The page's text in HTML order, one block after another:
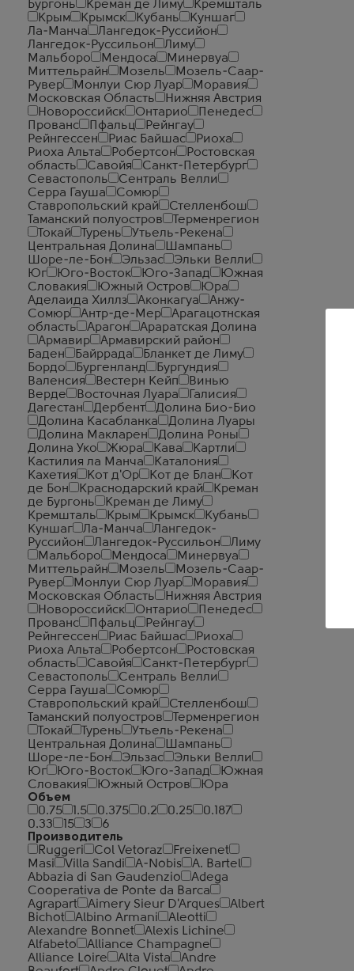
Бургонь
Креман де Лиму
Кремшталь
Крым
Крымск Кубань
Куншаг
Ла-Манча
Лангедок-Руссийон
Лангедок-Руссильон
Лиму
Мальборо
Мендоса
Минервуа
Миттельрайн
Мозель
Мозель-Саар-
Рувер
Монлуи Сюр Луар
Моравия
Московская Область
Нижняя Австрия
Новороссийск
Онтарио
Пенедес
Прованс
Пфальц
Рейнгау
Рейнгессен
Риас Байшас
Риоха
Риоха Альта
Робертсон
Ростовская
область
Савойя
Санкт-Петербург
Севастополь
Сентраль Велли
Серра Гауша
Сомюр
Ставропольский край
Стелленбош
Таманский полуостров
Терменрегион
Токай
Турень
Утьель-Рекена
Центральная Долина
Шампань
Шоре-ле-Бон
Эльзас
Эльки Велли
Юг
Юго-Восток Юго-Запад
Южная
Словакия
Южный Остров
Юра
Аделаида Хиллз
Аконкагуа
Анжу-
Сомюр
Антр-де-Мер
Арагацотнская
область
Арагон
Араратская Долина
Армавир
Армавирский район
Баден
Байррада
Бланкет де Лиму
Бордо
Бургенланд
Бургундия
Валенсия
Вестерн Кейп
Винью
Верде
Восточная Луара
Галисия
Дагестан
Дербент
Долина Био-Био
Долина Касабланка
Долина Луары
Долина Макларен
Долина Роны
Долина Уко
Жюра Кава
Картли
Кастилия ла Манча
Каталония
Кахетия
Кот д'Ор Кот де Блан
Кот
де Бон
Краснодарский край
Креман
де Бургонь
Креман де Лиму
Кремшталь
Крым Крымск
Кубань
Куншаг
Ла-Манча
Лангедок-
Руссийон
Лангедок-Руссильон
Лиму
Мальборо
Мендоса
Минервуа
Миттельрайн
Мозель
Мозель-Саар-
Рувер
Монлуи Сюр Луар
Моравия
Московская Область
Нижняя Австрия
Новороссийск
Онтарио
Пенедес
Прованс
Пфальц
Рейнгау
Рейнгессен
Риас Байшас
Риоха
Риоха Альта
Робертсон
Ростовская
область
Савойя
Санкт-Петербург
Севастополь
Сентраль Велли
Серра Гауша
Сомюр
Ставропольский край
Стелленбош
Таманский полуостров
Терменрегион
Токай
Турень
Утьель-Рекена
Центральная Долина
Шампань
Шоре-ле-Бон
Эльзас
Эльки Велли
Юг
Юго-Восток Юго-Запад
Южная
Словакия
Южный Остров
Юра
Объем
0.75
1.5 0.375 0.2 0.25
0.187
0.33
15 3
6
Производитель
Ruggeri
Col Vetoraz
Freixenet
Masi
Villa Sandi A-Nobis
A. Bartel
Abbazia di San Gaudenzio
Adega
Cooperativa de Ponte da Barca
Agrapart
Aimery Sieur D'Arques
Albert
Bichot
Albino Armani
Aleotti
Alexandre Bonnet
Alexis Lichine
Alfabeto
Alliance Champagne
Alliance Loire
Alta Vista
Andre